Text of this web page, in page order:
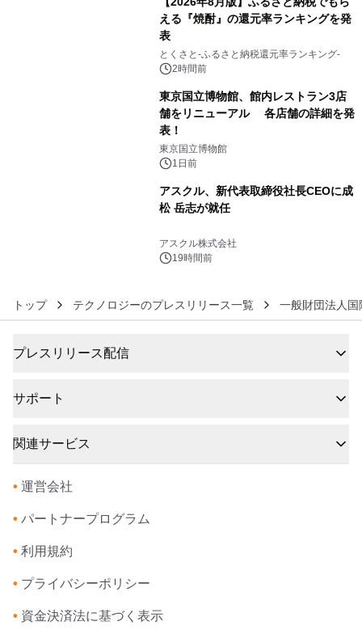
える『焼酎』の還元率ランキングを発
表
とくさと-ふるさと納税還元率ランキング-
2時間前
東京国立博物館、館内レストラン3店
舗をリニューアル 各店舗の詳細を発
表！
東京国立博物館
1日前
アスクル、新代表取締役社長CEOに成
松 岳志が就任
アスクル株式会社
19時間前
トップ テクノロジーのプレスリリース一覧 一般財団法人国
プレスリリース配信
サポート
関連サービス
• 運営会社
• パートナープログラム
• 利用規約
• プライバシーポリシー
• 資金決済法に基づく表示